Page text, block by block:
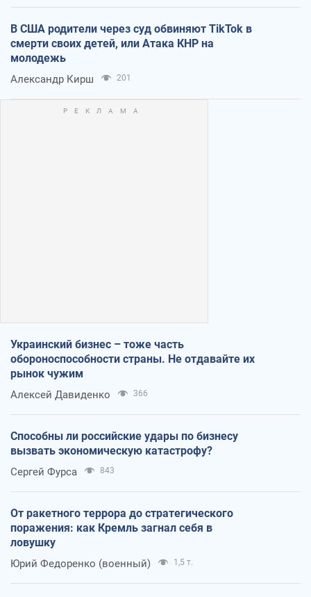
В США родители через суд обвиняют TikTok в
смерти своих детей, или Атака КНР на
молодежь
Александр Кирш 201
Украинский бизнес – тоже часть
обороноспособности страны. Не отдавайте их
рынок чужим
Алексей Давиденко 366
Способны ли российские удары по бизнесу
вызвать экономическую катастрофу?
Сергей Фурса 843
От ракетного террора до стратегического
поражения: как Кремль загнал себя в
ловушку
Юрий Федоренко (военный) 1,5 т.